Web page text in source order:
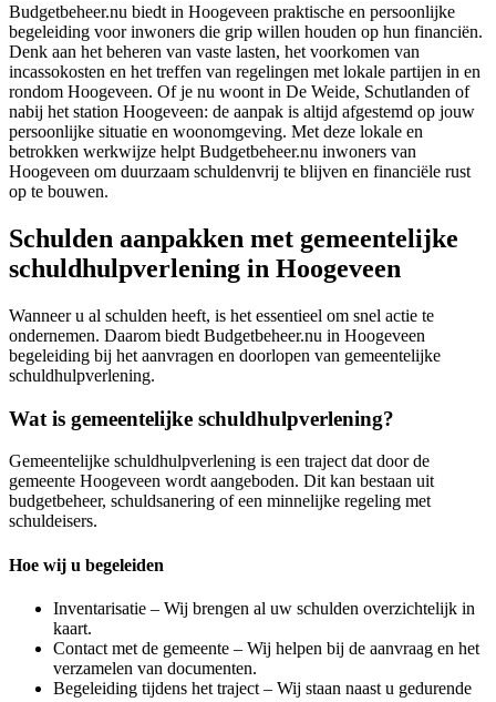
Budgetbeheer.nu biedt in Hoogeveen praktische en persoonlijke
begeleiding voor inwoners die grip willen houden op hun financiën.
Denk aan het beheren van vaste lasten, het voorkomen van
incassokosten en het treffen van regelingen met lokale partijen in en
rondom Hoogeveen. Of je nu woont in De Weide, Schutlanden of
nabij het station Hoogeveen: de aanpak is altijd afgestemd op jouw
persoonlijke situatie en woonomgeving. Met deze lokale en
betrokken werkwijze helpt Budgetbeheer.nu inwoners van
Hoogeveen om duurzaam schuldenvrij te blijven en financiële rust
op te bouwen.
Schulden aanpakken met gemeentelijke
schuldhulpverlening in Hoogeveen
Wanneer u al schulden heeft, is het essentieel om snel actie te
ondernemen. Daarom biedt Budgetbeheer.nu in Hoogeveen
begeleiding bij het aanvragen en doorlopen van gemeentelijke
schuldhulpverlening.
Wat is gemeentelijke schuldhulpverlening?
Gemeentelijke schuldhulpverlening is een traject dat door de
gemeente Hoogeveen wordt aangeboden. Dit kan bestaan uit
budgetbeheer, schuldsanering of een minnelijke regeling met
schuldeisers.
Hoe wij u begeleiden
Inventarisatie – Wij brengen al uw schulden overzichtelijk in
kaart.
Contact met de gemeente – Wij helpen bij de aanvraag en het
verzamelen van documenten.
Begeleiding tijdens het traject – Wij staan naast u gedurende